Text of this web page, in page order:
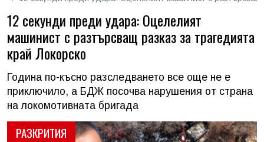
РАЗКРИТИЯ
12 секунди преди удара: Оцелелият
машинист с разтърсващ разказ за трагедията
край Локорско
Година по-късно разследването все още не е
приключило, а БДЖ посочва нарушения от страна
на локомотивната бригада